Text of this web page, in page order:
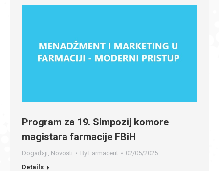
Program za 19. Simpozij komore
magistara farmacije FBiH
Događaji Novosti By Farmaceut
02/05/2025
Details